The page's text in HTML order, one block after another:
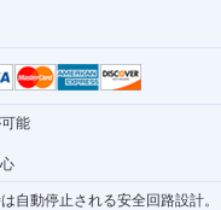
能
自動停止される安全回路設計。